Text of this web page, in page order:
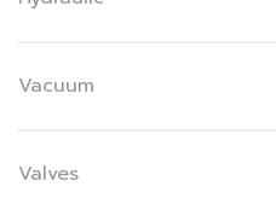
Vacuum
Valves